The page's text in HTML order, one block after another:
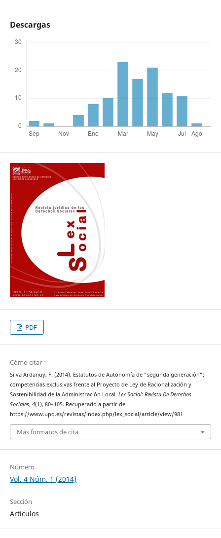
Descargas
PDF
Cómo citar
Silva Ardanuy, F. (2014). Estatutos de Autonomía de “segunda generación”;
competencias exclusivas frente al Proyecto de Ley de Racionalización y
Sostenibilidad de la Administración Local. Lex Social: Revista De Derechos
Sociales, 4(1), 80–105. Recuperado a partir de
https://www.upo.es/revistas/index.php/lex_social/article/view/981
Más formatos de cita
Número
Vol. 4 Núm. 1 (2014)
Sección
Artículos